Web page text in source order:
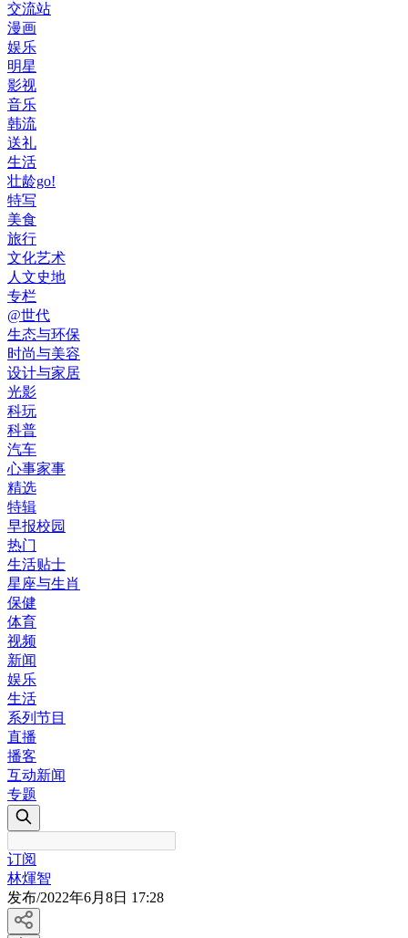
交流站
漫画
娱乐
明星
影视
音乐
韩流
送礼
生活
壮龄go!
特写
美食
旅行
文化艺术
人文史地
专栏
@世代
生态与环保
时尚与美容
设计与家居
光影
科玩
科普
汽车
心事家事
精选
特辑
早报校园
热门
生活贴士
星座与生肖
保健
体育
视频
新闻
娱乐
生活
系列节目
直播
播客
互动新闻
专题
订阅
林煇智
发布/2022年6月8日 17:28